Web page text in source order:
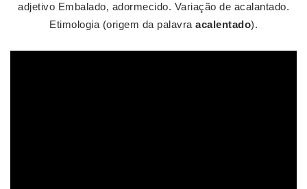
adjetivo Embalado, adormecido. Variação de acalantado.
Etimologia (origem da palavra acalentado).